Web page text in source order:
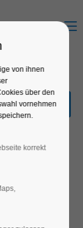
Menu
von ihnen
über den
vornehmen
korrekt